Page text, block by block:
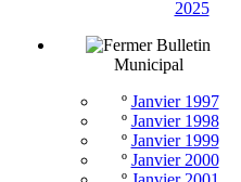
2025
Bulletin
Municipal
º Janvier 1997
º Janvier 1998
º Janvier 1999
º Janvier 2000